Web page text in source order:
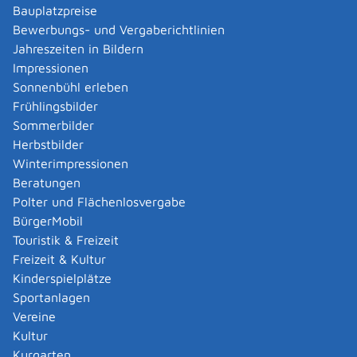
Bauplatzpreise
Bewerbungs- und Vergaberichtlinien
Jahreszeiten in Bildern
Impressionen
Sonnenbühl erleben
Frühlingsbilder
Sommerbilder
Herbstbilder
Winterimpressionen
Beratungen
Polter und Flächenlosvergabe
BürgerMobil
Touristik & Freizeit
Freizeit & Kultur
Kinderspielplätze
Sportanlagen
Vereine
Kultur
Auszüge, die Eigentümerangaben erhalten, unterliegen
dem Datenschutz, da Eigentümerangaben
personenbezogene Daten sind. Daher können nur
berechtigte Personen diese Auszüge beantragen.
Berechtigt für Auszüge mit Eigentümerangaben sind:
Eigentümer beziehungsweise Eigentümerin selbst,
Personen mit berechtigtem Interesse
Diese Person muss dafür angeben, zu welchem
Zweck Sie die Auszüge benötigt.
Verfahrensablauf
Für einen Auszug aus dem Liegenschaftskataster
können Sie einen formlosen Antrag
bei der zuständigen Stelle vor Ort stellen,
schriftlich einreichen (Brief oder E-Mail) oder
Ihren Antrag online über die
Landesamt für Geoinformation und
Landentwicklung Baden-Württemberg